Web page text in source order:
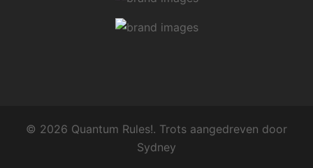
© 2026 Quantum Rules!. Trots aangedreven door
Sydney